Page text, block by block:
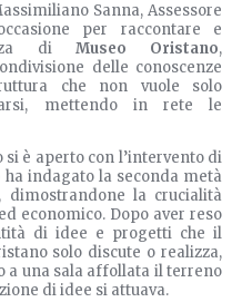
Sanna, Assessore
per raccontare e
di Museo Oristano,
delle conoscenze
che non vuole solo
mettendo in rete le
è aperto con l’intervento di
ha indagato la seconda metà
dimostrandone la crucialità
economico. Dopo aver reso
di idee e progetti che il
solo discute o realizza,
a una sala affollata il terreno
di idee si attuava.